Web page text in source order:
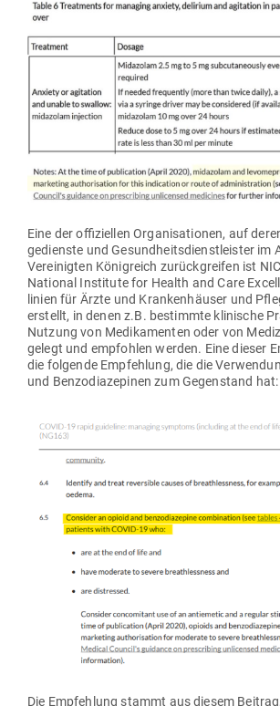
Eine der offi­zi­ellen Orga­ni­sa­tionen, auf
ge­dienste und Gesund­heits­dienst­leister im
Ver­ei­nigten König­reich zurück­greifen ist
National Institute for Health and Care
linien für Ärzte und Kran­ken­häuser und
erstellt, in denen z.B. bestimmte kli­nische
Nutzung von Medi­ka­menten oder von
gelegt und emp­fohlen werden. Eine dieser
die fol­gende Emp­fehlung, die die
und Ben­zo­dia­ze­pinen zum Gegen­stand hat:
Die Emp­fehlung stammt aus diesem